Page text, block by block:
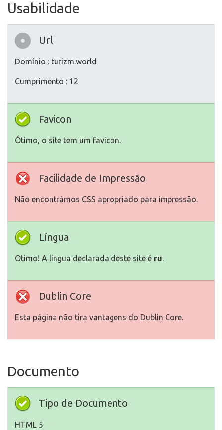
Usabilidade
Url
Domínio : turizm.world
Cumprimento : 12
Favicon
Ótimo, o site tem um favicon.
Facilidade de Impressão
Não encontrámos CSS apropriado para impressão.
Língua
Otimo! A língua declarada deste site é ru.
Dublin Core
Esta página não tira vantagens do Dublin Core.
Documento
Tipo de Documento
HTML 5